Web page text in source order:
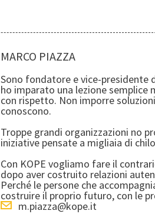
MARCO PIAZZA
Sono fondatore e vice-presidente
ho imparato una lezione semplice
con rispetto. Non imporre
conoscono.
Troppe grandi organizzazioni no
iniziative pensate a migliaia di
Con KOPE vogliamo fare il
dopo aver costruito relazioni
Perché le persone che
costruire il proprio futuro, con le
m.piazza@kope.it